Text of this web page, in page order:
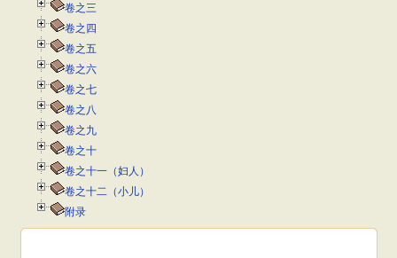
卷之三
卷之四
卷之五
卷之六
卷之七
卷之八
卷之九
卷之十
卷之十一（妇人）
卷之十二（小儿）
附录